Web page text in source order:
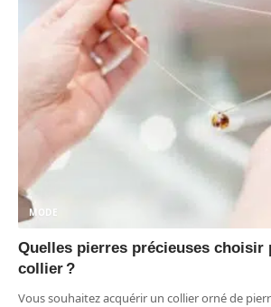
MODE
Quelles pierres précieuses choisir
collier ?
Vous souhaitez acquérir un collier orné de